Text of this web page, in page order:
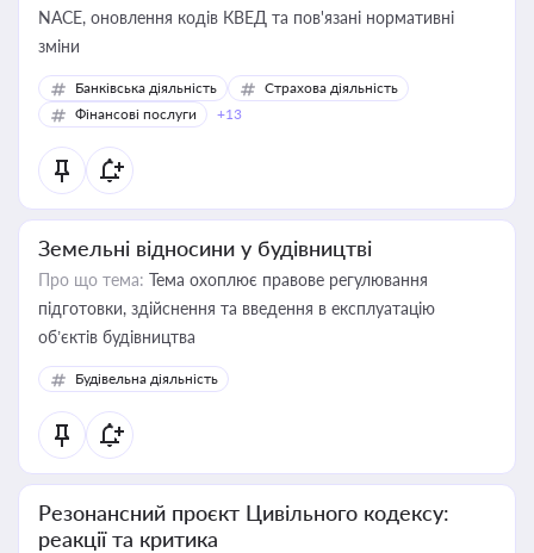
NACE, оновлення кодів КВЕД та пов'язані нормативні
зміни
Банківська діяльність
Страхова діяльність
Фінансові послуги
+13
Земельні відносини у будівництві
Про що тема: Тема охоплює правове регулювання
підготовки, здійснення та введення в експлуатацію
об’єктів будівництва
Будівельна діяльність
Резонансний проєкт Цивільного кодексу:
реакції та критика